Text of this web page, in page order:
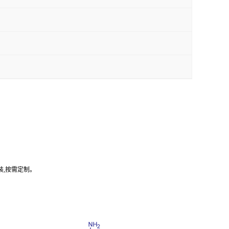
按需定制。